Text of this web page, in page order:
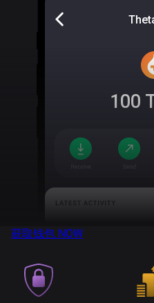
100
获取钱包 NOW